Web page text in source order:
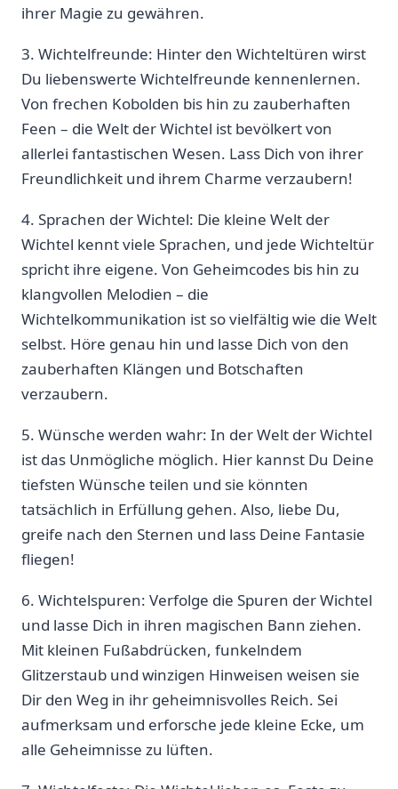
ihrer Magie zu gewähren.
3. Wichtelfreunde: ⁤Hinter den Wichteltüren wirst
Du liebenswerte Wichtelfreunde kennenlernen.
Von frechen Kobolden bis hin ⁣zu zauberhaften
Feen – die Welt der Wichtel ist bevölkert von
allerlei fantastischen ​Wesen. Lass ​Dich von⁢ ihrer
Freundlichkeit und ihrem Charme verzaubern!
4. Sprachen der Wichtel: Die kleine Welt der
Wichtel kennt viele⁣ Sprachen, und‌ jede Wichteltür
spricht ihre eigene.⁣ Von Geheimcodes bis hin zu
klangvollen ‍Melodien – ⁢die
Wichtelkommunikation ist so vielfältig wie die Welt
selbst. Höre genau​ hin und lasse Dich von den
zauberhaften Klängen und Botschaften⁢
verzaubern.
5. Wünsche werden⁣ wahr: In ‌der Welt der Wichtel
ist das Unmögliche möglich. Hier kannst‍ Du Deine
tiefsten Wünsche teilen und sie könnten
tatsächlich in Erfüllung ⁤gehen. Also, liebe Du,
greife nach den Sternen und lass Deine Fantasie
fliegen!
6. Wichtelspuren: Verfolge die Spuren der Wichtel
⁣und lasse ⁢Dich in ⁢ihren magischen Bann ziehen.
Mit‌ kleinen Fußabdrücken, funkelndem
Glitzerstaub und winzigen Hinweisen weisen sie
Dir den Weg in‌ ihr geheimnisvolles Reich. Sei
aufmerksam und erforsche jede kleine Ecke, um
alle Geheimnisse zu lüften.